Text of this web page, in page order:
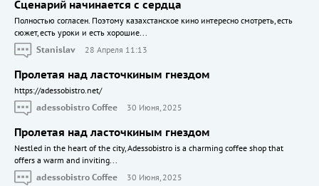
Сценарий начинается с сердца
Полностью согласен. Поэтому казахстанское кино интересно смотреть, есть
сюжет, есть уроки и есть хорошие...
Stanislav
28 Апреля 11:13
Пролетая над ласточкиным гнездом
https://adessobistro.net/
adessobistro Coffee
30 Июня, 2025
Пролетая над ласточкиным гнездом
Nestled in the heart of the city, Adessobistro is a charming coffee shop that
offers a warm and inviting...
adessobistro Coffee
30 Июня, 2025